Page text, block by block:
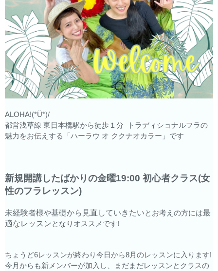
ALOHA!(*Ü*)/
都営浅草線 東日本橋駅から徒歩１分 トラディショナルフラの
魅力をお伝えする「ハーラウ オ ククナオカラー」です
新規開講したばかりの金曜19:00 初心者クラス(女
性のフラレッスン)
未経験者様や基礎から見直していきたいとお考えの方には最
適なレッスンとなりオススメです!
ちょうど6レッスンが終わり今日から8月のレッスンに入ります!
今月からも新メンバーが加入し、まだまだレッスンとクラスの